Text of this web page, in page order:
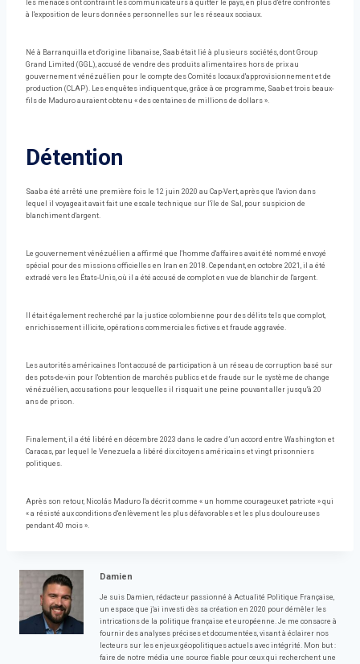
les menaces ont contraint les communicateurs à quitter le pays, en plus d'être confrontés
à l'exposition de leurs données personnelles sur les réseaux sociaux.
Né à Barranquilla et d'origine libanaise, Saab était lié à plusieurs sociétés, dont Group
Grand Limited (GGL), accusé de vendre des produits alimentaires hors de prix au
gouvernement vénézuélien pour le compte des Comités locaux d'approvisionnement et de
production (CLAP). Les enquêtes indiquent que, grâce à ce programme, Saab et trois beaux-
fils de Maduro auraient obtenu « des centaines de millions de dollars ».
Détention
Saab a été arrêté une première fois le 12 juin 2020 au Cap-Vert, après que l'avion dans
lequel il voyageait avait fait une escale technique sur l'île de Sal, pour suspicion de
blanchiment d'argent.
Le gouvernement vénézuélien a affirmé que l'homme d'affaires avait été nommé envoyé
spécial pour des missions officielles en Iran en 2018. Cependant, en octobre 2021, il a été
extradé vers les États-Unis, où il a été accusé de complot en vue de blanchir de l'argent.
Il était également recherché par la justice colombienne pour des délits tels que complot,
enrichissement illicite, opérations commerciales fictives et fraude aggravée.
Les autorités américaines l'ont accusé de participation à un réseau de corruption basé sur
des pots-de-vin pour l'obtention de marchés publics et de fraude sur le système de change
vénézuélien, accusations pour lesquelles il risquait une peine pouvant aller jusqu'à 20
ans de prison.
Finalement, il a été libéré en décembre 2023 dans le cadre d’un accord entre Washington et
Caracas, par lequel le Venezuela a libéré dix citoyens américains et vingt prisonniers
politiques.
Après son retour, Nicolás Maduro l'a décrit comme « un homme courageux et patriote » qui
« a résisté aux conditions d'enlèvement les plus défavorables et les plus douloureuses
pendant 40 mois ».
Damien
Je suis Damien, rédacteur passionné à Actualité Politique Française,
un espace que j'ai investi dès sa création en 2020 pour démêler les
intrications de la politique française et européenne. Je me consacre à
fournir des analyses précises et documentées, visant à éclairer nos
lecteurs sur les enjeux géopolitiques actuels avec intégrité. Mon but :
faire de notre média une source fiable pour ceux qui recherchent une